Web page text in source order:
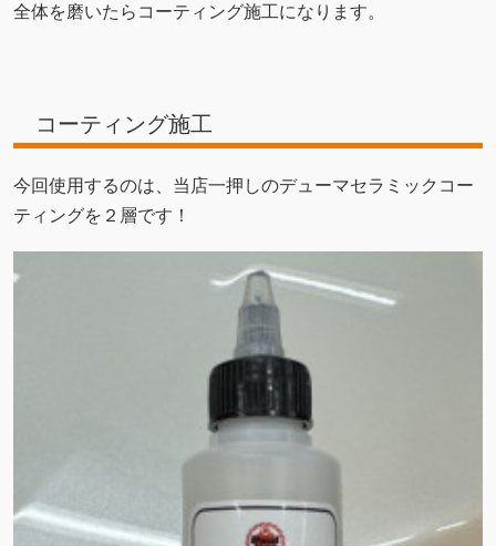
全体を磨いたらコーティング施工になります。
コーティング施工
今回使用するのは、当店一押しのデューマセラミックコー
ティングを２層です！